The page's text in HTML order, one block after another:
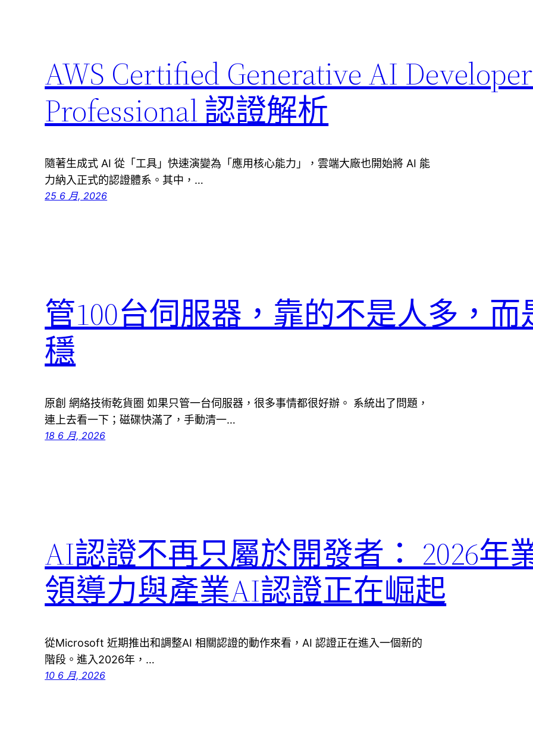
AWS Certified Generative AI
Professional 認證解析
隨著生成式 AI 從「工具」快速演變為「應用核心能力」，雲端大廠也開始將 AI 能
力納入正式的認證體系。其中，…
25 6 月, 2026
管100台伺服器，靠的不是人多，而
穩
原創 網絡技術乾貨圈 如果只管一台伺服器，很多事情都很好辦。 系統出了問題，
連上去看一下；磁碟快滿了，手動清一…
18 6 月, 2026
AI認證不再只屬於開發者： 2026年
領導力與產業AI認證正在崛起
從Microsoft 近期推出和調整AI 相關認證的動作來看，AI 認證正在進入一個新的
階段。進入2026年，…
10 6 月, 2026